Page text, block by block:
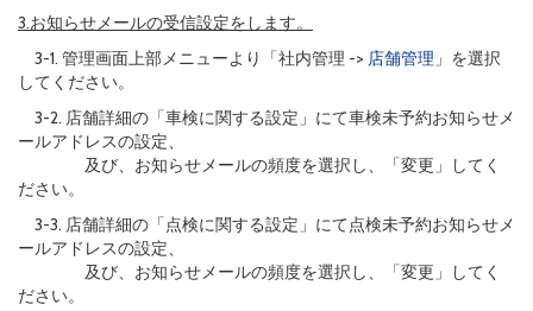
3.お知らせメールの受信設定をします。
3-1. 管理画面上部メニューより「社内管理 -> 店舗管理 」を選択
してください。
3-2. 店舗詳細の「車検に関する設定」にて車検未予約お知らせメ
ールアドレスの設定、
及び、お知らせメールの頻度を選択し、「変更」してく
ださい。
3-3. 店舗詳細の「点検に関する設定」にて点検未予約お知らせメ
ールアドレスの設定、
及び、お知らせメールの頻度を選択し、「変更」してく
ださい。